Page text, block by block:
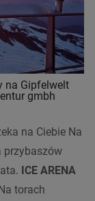
na Gipfelwelt
gmbh
na Ciebie Na
przybaszów
ICE ARENA
torach